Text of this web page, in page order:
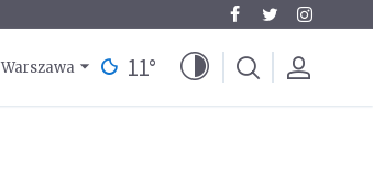
Warszawa 11°